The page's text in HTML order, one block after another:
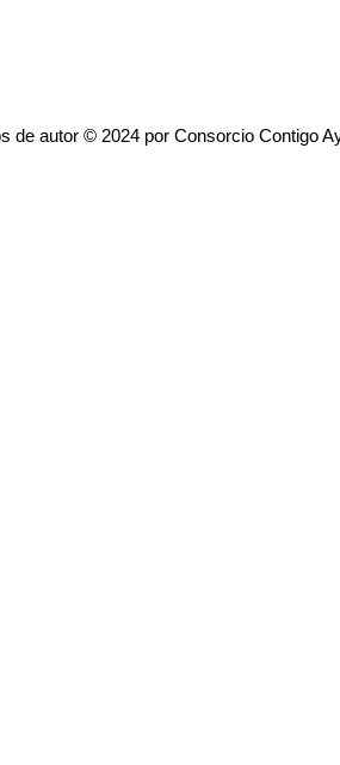
de autor © 2024 por Consorcio Contigo